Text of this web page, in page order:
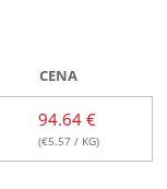
CENA
94.64 €
(€5.57 / KG)